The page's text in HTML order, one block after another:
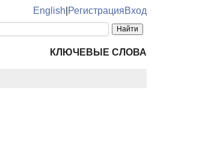
English РегистрацияВход
КЛЮЧЕВЫЕ СЛОВА